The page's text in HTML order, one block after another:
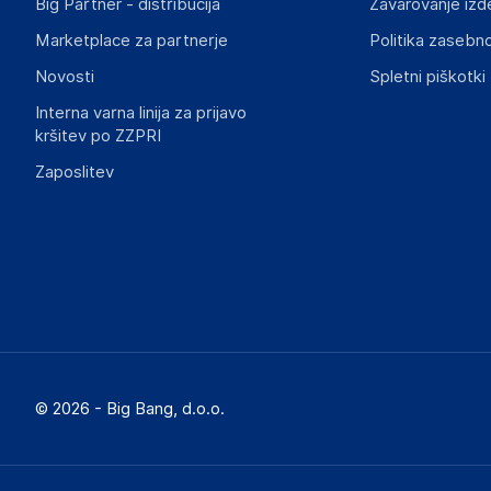
Big Partner - distribucija
Marketplace za partnerje
Novosti
Interna varna linija za prijavo
kršitev po ZZPRI
Zaposlitev
Zavarovanje
Politika
Spletni piškotki
© 2026 - Big Bang, d.o.o.